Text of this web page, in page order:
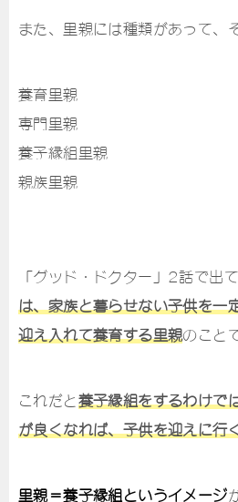
また、里親には種類があって、
養育里親
専門里親
養子縁組里親
親族里親
「グッド・ドクター」2話で出
は、家族と暮らせない子供を一
迎え入れて養育する里親のこと
これだと 養子縁組をするわけで
が良くなれば、子供を迎えに行
里親＝養子縁組というイメージ